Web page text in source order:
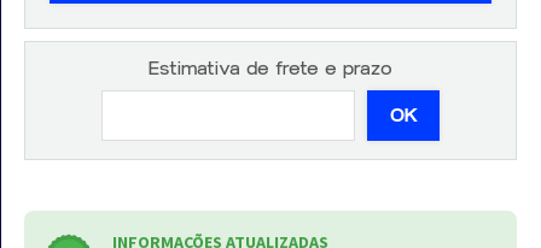
Estimativa de frete e prazo
OK
INFORMAÇÕES ATUALIZADAS